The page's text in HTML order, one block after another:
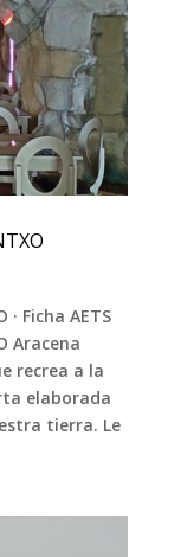
· Ficha AETS
Aracena
recrea a la
elaborada
tierra. Le